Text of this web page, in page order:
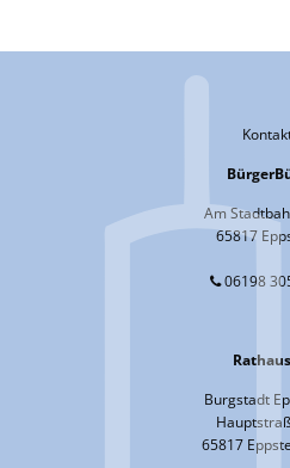
Am
65817
06198
Burgstadt
65817